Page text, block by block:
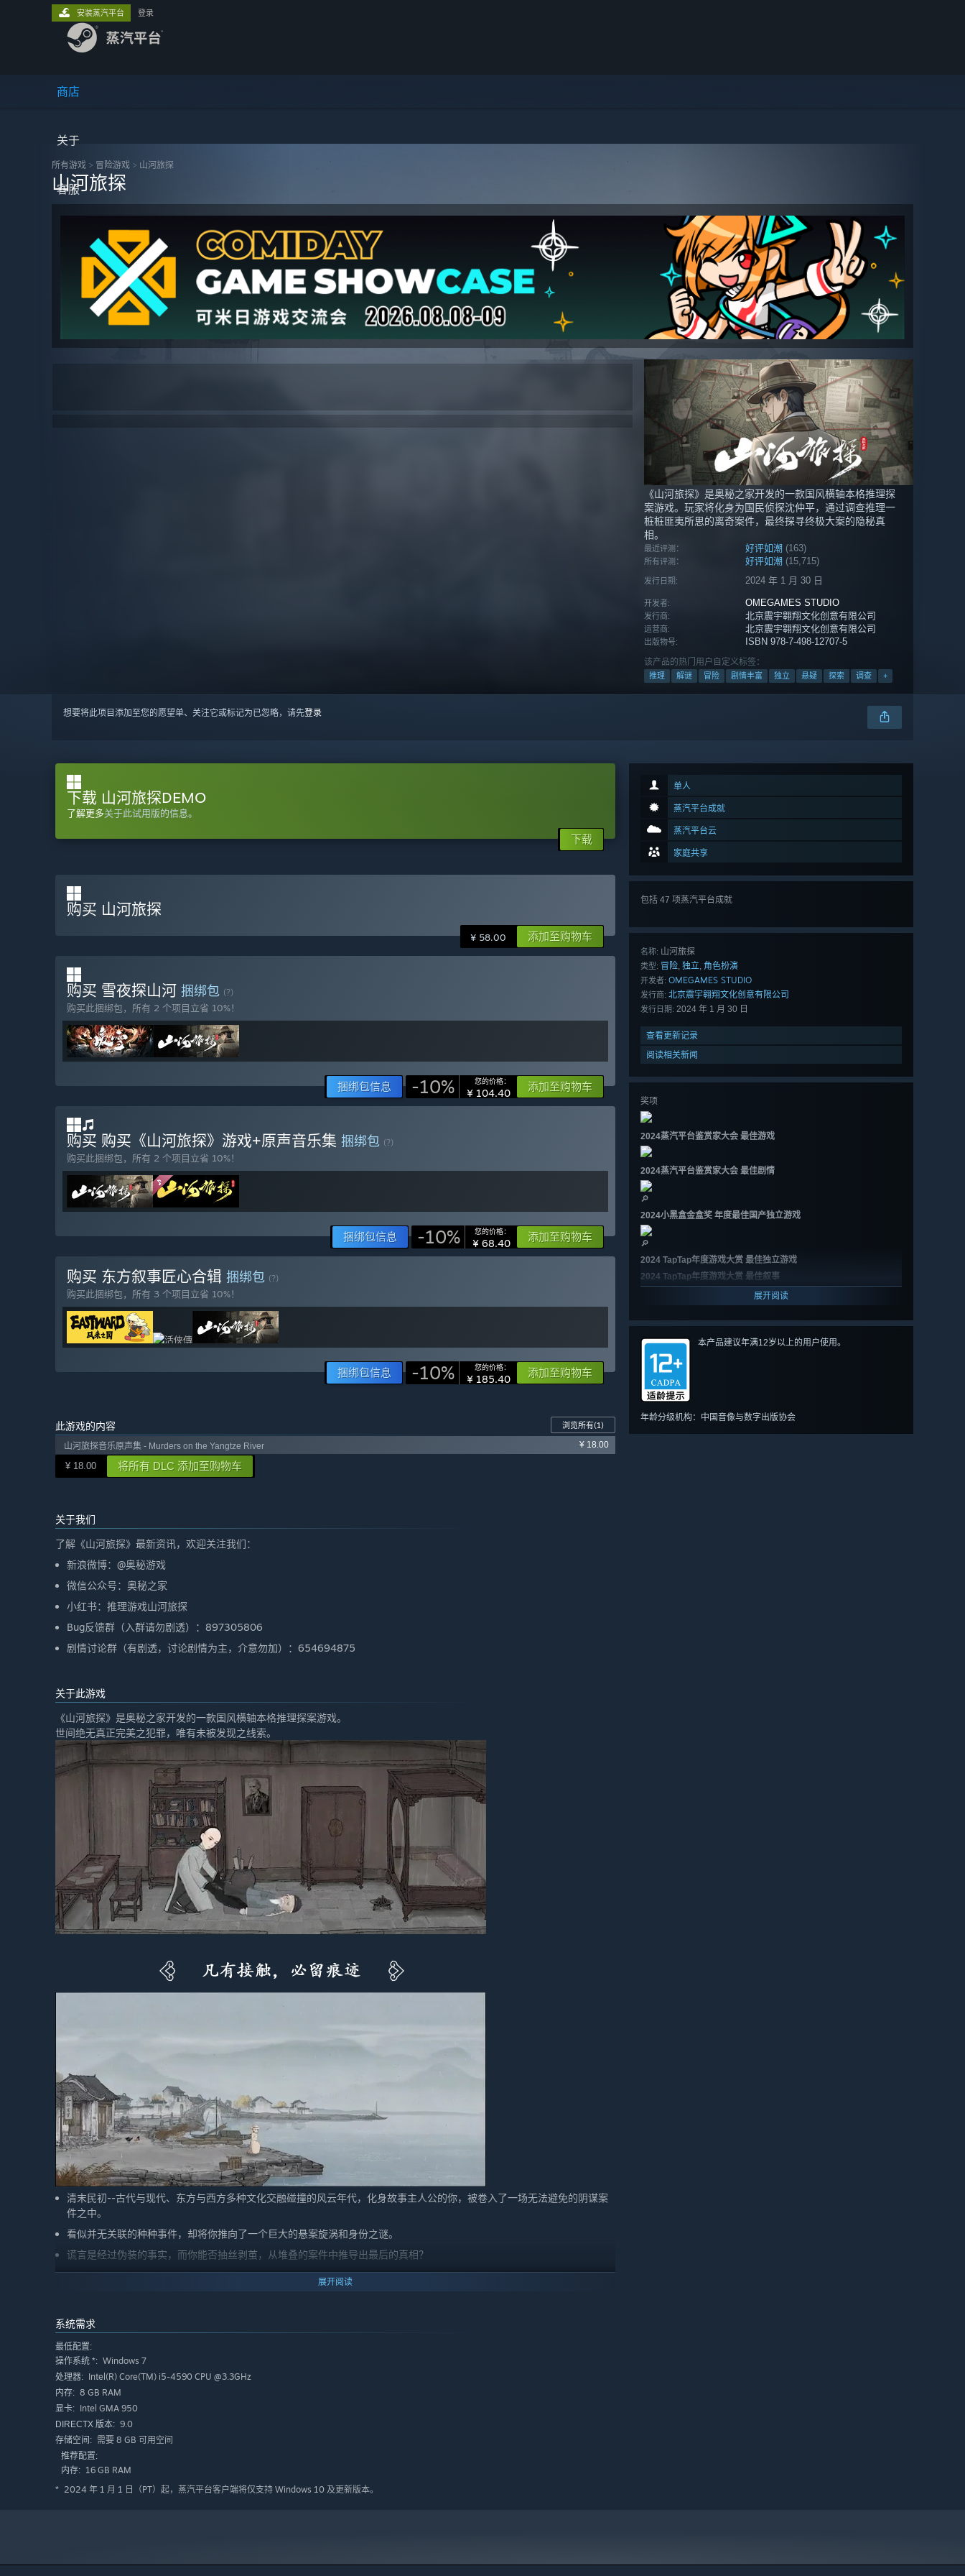
商店
关于
客服
安装蒸汽平台 登录
所有游戏 > 冒险‎游戏 > 山河旅探
山河旅探
《山河旅探》是奥秘之家开发的一款国风横轴本格推理探
案游戏。玩家将化身为国民侦探沈仲平，通过调查推理一
桩桩匪夷所思的离奇案件，最终探寻终极大案的隐秘真
相。
最近评测： 好评如潮 (163)
所有评测： 好评如潮 (15,715)
发行日期: 2024 年 1 月 30 日
开发者: OMEGAMES STUDIO
发行商: 北京震宇翱翔文化创意有限公司
运营商: 北京震宇翱翔文化创意有限公司
出版物号: ISBN 978-7-498-12707-5
该产品的热门用户自定义标签：
推理 解谜 冒险 剧情丰富 独立 悬疑 探索 调查 +
想要将此项目添加至您的愿望单、关注它或标记为已忽略，请先登录
单人
蒸汽平台成就
蒸汽平台云
家庭共享
包括 47 项蒸汽平台成就
名称: 山河旅探
类型: 冒险 独立 角色扮演
开发者: OMEGAMES STUDIO
发行商: 北京震宇翱翔文化创意有限公司
发行日期: 2024 年 1 月 30 日
查看更新记录
阅读相关新闻
奖项
2024蒸汽平台鉴赏家大会 最佳游戏
2024蒸汽平台鉴赏家大会 最佳剧情
🔎
2024小黑盒金盒奖 年度最佳国产独立游戏
🔎
2024 TapTap年度游戏大赏 最佳独立游戏
2024 TapTap年度游戏大赏 最佳叙事
展开阅读
本产品建议年满12岁以上的用户使用。
年龄分级机构：中国音像与数字出版协会
下载 山河旅探DEMO
了解更多关于此试用版的信息。
下载
购买 山河旅探
¥ 58.00 添加至购物车
购买 雪夜探山河 捆绑包 (?)
购买此捆绑包，所有 2 个项目立省 10%！
捆绑包信息 -10% 您的价格：
¥ 104.40 添加至购物车
购买 购买《山河旅探》游戏+原声音乐集 捆绑包 (?)
购买此捆绑包，所有 2 个项目立省 10%！
捆绑包信息 -10% 您的价格：
¥ 68.40 添加至购物车
购买 东方叙事匠心合辑 捆绑包 (?)
购买此捆绑包，所有 3 个项目立省 10%！
捆绑包信息 -10% 您的价格：
¥ 185.40 添加至购物车
此游戏的内容 浏览所有(1)
山河旅探音乐原声集 - Murders on the Yangtze River ¥ 18.00
¥ 18.00 将所有 DLC 添加至购物车
关于我们
了解《山河旅探》最新资讯，欢迎关注我们：
新浪微博：@奥秘游戏
微信公众号：奥秘之家
小红书：推理游戏山河旅探
Bug反馈群（入群请勿剧透）：897305806
剧情讨论群（有剧透，讨论剧情为主，介意勿加）：654694875
关于此游戏
《山河旅探》是奥秘之家开发的一款国风横轴本格推理探案游戏。
世间绝无真正完美之犯罪，唯有未被发现之线索。
清末民初--古代与现代、东方与西方多种文化交融碰撞的风云年代，化身故事主人公的你，被卷入了一场无法避免的阴谋案
件之中。
看似并无关联的种种事件，却将你推向了一个巨大的悬案旋涡和身份之谜。
谎言是经过伪装的事实，而你能否抽丝剥茧，从堆叠的案件中推导出最后的真相？
展开阅读
系统需求
最低配置:
操作系统 *: Windows 7
处理器: Intel(R) Core(TM) i5-4590 CPU @3.3GHz
内存: 8 GB RAM
显卡: Intel GMA 950
DIRECTX 版本: 9.0
存储空间: 需要 8 GB 可用空间
推荐配置:
内存: 16 GB RAM
* 2024 年 1 月 1 日（PT）起，蒸汽平台客户端将仅支持 Windows 10 及更新版本。